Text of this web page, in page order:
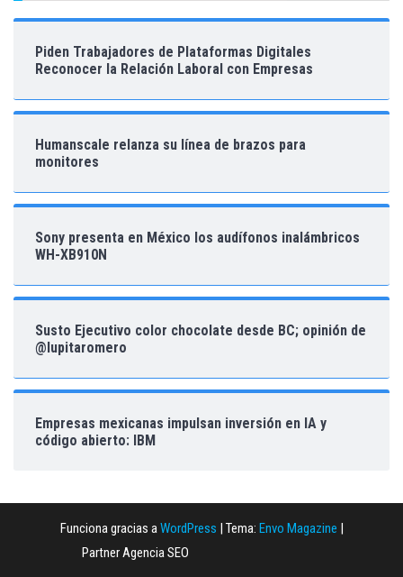
Piden Trabajadores de Plataformas Digitales
Reconocer la Relación Laboral con Empresas
Humanscale relanza su línea de brazos para
monitores
Sony presenta en México los audífonos inalámbricos
WH-XB910N
Susto Ejecutivo color chocolate desde BC; opinión de
@lupitaromero
Empresas mexicanas impulsan inversión en IA y
código abierto: IBM
Funciona gracias aWordPress Tema: Envo Magazine
Partner Agencia SEO